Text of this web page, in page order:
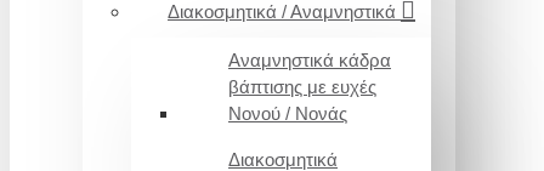
Διακοσμητικά / Αναμνηστικά
Αναμνηστικά κάδρα
βάπτισης με ευχές
Νονού / Νονάς
Διακοσμητικά